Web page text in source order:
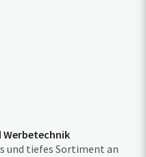
und tiefes Sortiment an